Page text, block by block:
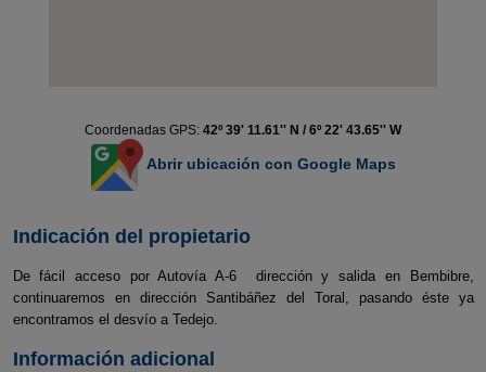
Coordenadas GPS: 42º 39' 11.61'' N / 6º 22' 43.65'' W
Abrir ubicación con Google Maps
Indicación del propietario
De fácil acceso por Autovía A-6 dirección y salida en Bembibre,
continuaremos en dirección Santibáñez del Toral, pasando éste ya
encontramos el desvío a Tedejo.
Información adicional